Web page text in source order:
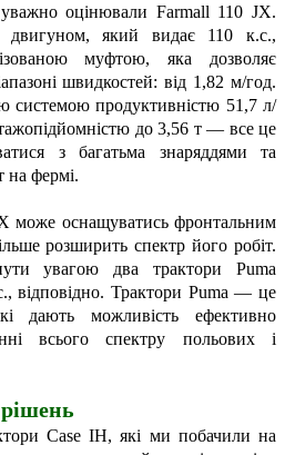
оцінювали Farmall 110 JX.
який видає 110 к.с.,
муфтою, яка дозволяє
швидкостей: від 1,82 м/год.
системою продуктивністю 51,7 л/
до 3,56 т — все це
з багатьма знаряддями та
на фермі.
може оснащуватись фронтальним
розширить спектр його робіт.
увагою два трактори Puma
відповідно. Трактори Puma — це
дають можливість ефективно
всього спектру польових і
Case IH, які ми побачили на